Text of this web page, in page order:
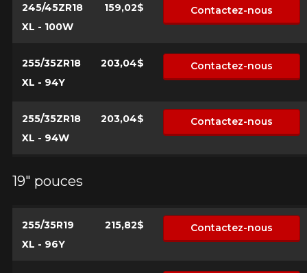
245/45ZR18
XL - 100W
159,02$ Contactez-nous
255/35ZR18
XL - 94Y
203,04$ Contactez-nous
255/35ZR18
XL - 94W
203,04$ Contactez-nous
19" pouces
255/35R19
XL - 96Y
215,82$ Contactez-nous